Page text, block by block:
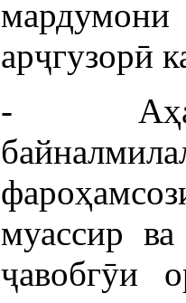
арҷгузорӣ
-
муассир
ҷавобгӯи